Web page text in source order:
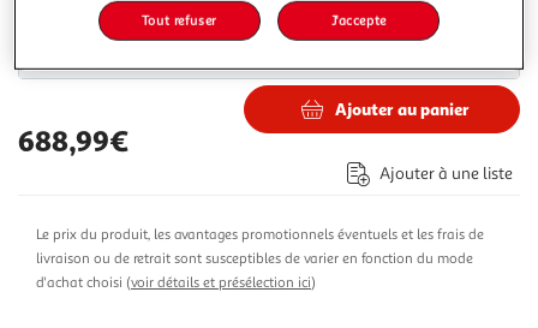
Plus d'options
688,99€
Ajouter au panier
Ajouter à une liste
Le prix du produit, les avantages promotionnels éventuels et les frais de
livraison ou de retrait sont susceptibles de varier en fonction du mode
d'achat choisi (voir détails et présélection ici)
Tout refuser J'accepte